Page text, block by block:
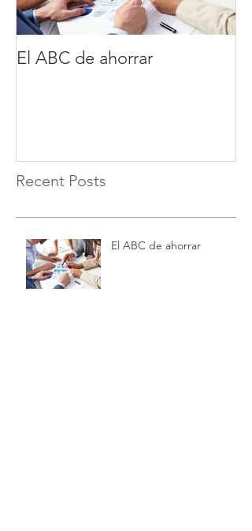
El ABC de ahorrar
Recent Posts
El ABC de ahorrar